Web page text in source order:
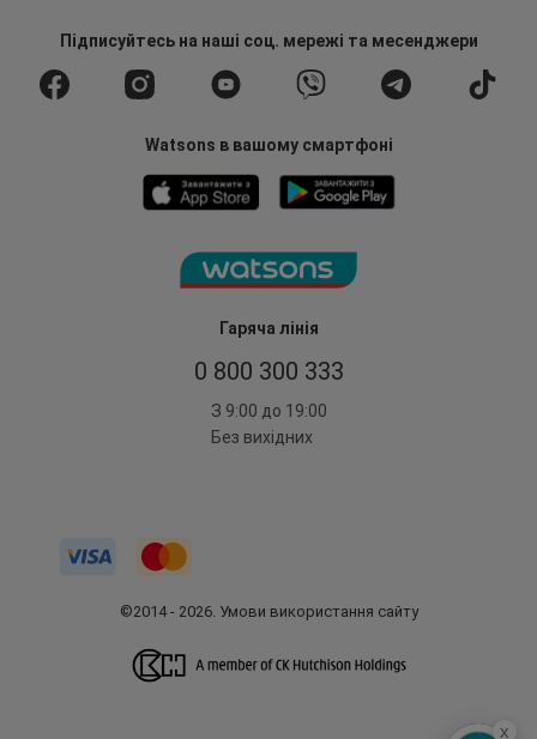
Гаряча лінія
0 800 300 333
З 9:00 до 19:00
Без вихідних
Підписуйтесьна наші соц. мережі та месенджери
Watsons в вашому смартфоні
©2014 - 2026. Умови використання сайту
x